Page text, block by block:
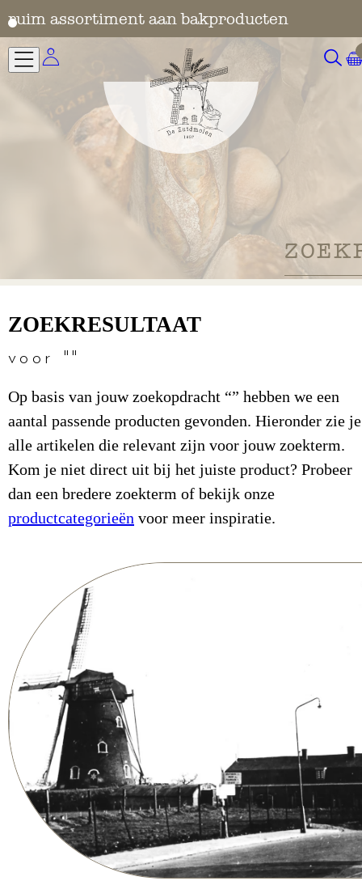
ruim assortiment aan bakproducten
ZOEKRESULTAAT
voor ""
Op basis van jouw zoekopdracht “” hebben we een
aantal passende producten gevonden. Hieronder zie je
alle artikelen die relevant zijn voor jouw zoekterm.
Kom je niet direct uit bij het juiste product? Probeer
dan een bredere zoekterm of bekijk onze
productcategorieën voor meer inspiratie.